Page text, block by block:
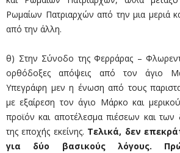
Ρωμαίων Πατριαρχών από την μια μεριά
από την άλλη.
θ) Στην Σύνοδο της Φερράρας –
ορθόδοξες απόψεις από τον άγιο
Υπεγράφη μεν η ένωση από τους
με εξαίρεση τον άγιο Μάρκο και
προϊόν και αποτέλεσμα πιέσεων και
της εποχής εκείνης. Τελικά, δεν
για δύο βασικούς λόγους.